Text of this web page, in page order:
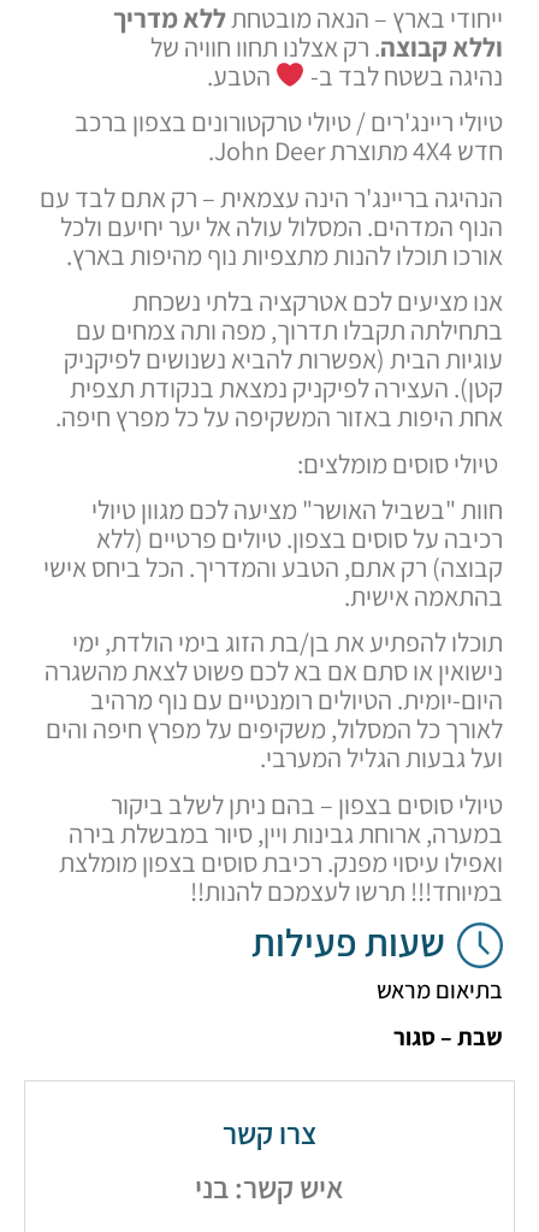
בארץ – הנאה מובטחתללא מדריך
קבוצה. רק אצלנו תחוו חוויה של
בשטח לבד ב-
הטבע.
ריינג'רים / טיולי טרקטורונים בצפון ברכב
בריינג'ר הינה עצמאית – רק אתם לבד עם
המדהים. המסלול עולה אל יער יחיעם ולכל
תוכלו להנות מתצפיות נוף מהיפות בארץ.
מציעים לכם אטרקציה בלתי נשכחת
תקבלו תדרוך, מפה ותה צמחים עם
הבית (אפשרות להביא נשנושים לפיקניק
העצירה לפיקניק נמצאת בנקודת תצפית
היפות באזור המשקיפה על כל מפרץ חיפה.
סוסים מומלצים:
"בשביל האושר" מציעה לכם מגוון טיולי
על סוסים בצפון. טיולים פרטיים (ללא
רק אתם, הטבע והמדריך. הכל ביחס אישי
אישית.
להפתיע את בן/בת הזוג בימי הולדת, ימי
או סתם אם בא לכם פשוט לצאת מהשגרה
יומית. הטיולים רומנטיים עם נוף מרהיב
כל המסלול, משקיפים על מפרץ חיפה והים
גבעות הגליל המערבי.
סוסים בצפון – בהם ניתן לשלב ביקור
ארוחת גבינות ויין, סיור במבשלת בירה
עיסוי מפנק. רכיבת סוסים בצפון מומלצת
תרשו לעצמכם להנות!!
שעות פעילות
מראש
– סגור
צרו קשר
איש קשר: בני